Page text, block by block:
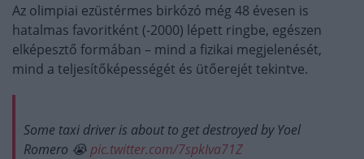
Az olimpiai ezüstérmes birkózó még 48 évesen is
hatalmas favoritként (-2000) lépett ringbe, egészen
elképesztő formában – mind a fizikai megjelenését,
mind a teljesítőképességét és ütőerejét tekintve.
Some taxi driver is about to get destroyed by Yoel
Romero 😭 pic.twitter.com/7spkIva71Z